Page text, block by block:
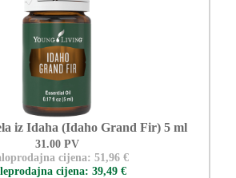
iz Idaha (Idaho Grand Fir) 5 ml
31.00 PV
cijena: 51,96 €
cijena: 39,49 €